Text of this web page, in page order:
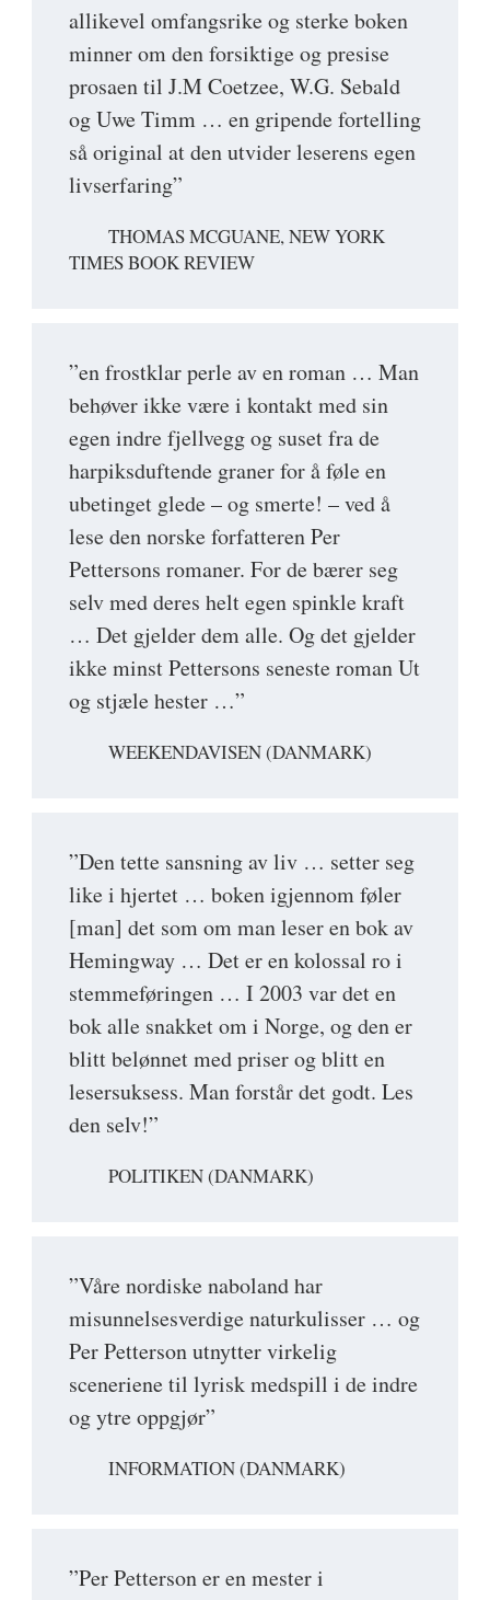
allikevel omfangsrike og sterke boken
minner om den forsiktige og presise
prosaen til J.M Coetzee, W.G. Sebald
og Uwe Timm … en gripende fortelling
så original at den utvider leserens egen
livserfaring”
THOMAS MCGUANE, NEW YORK
TIMES BOOK REVIEW
”en frostklar perle av en roman … Man
behøver ikke være i kontakt med sin
egen indre fjellvegg og suset fra de
harpiksduftende graner for å føle en
ubetinget glede – og smerte! – ved å
lese den norske forfatteren Per
Pettersons romaner. For de bærer seg
selv med deres helt egen spinkle kraft
… Det gjelder dem alle. Og det gjelder
ikke minst Pettersons seneste roman Ut
og stjæle hester …”
WEEKENDAVISEN (DANMARK)
”Den tette sansning av liv … setter seg
like i hjertet … boken igjennom føler
[man] det som om man leser en bok av
Hemingway … Det er en kolossal ro i
stemmeføringen … I 2003 var det en
bok alle snakket om i Norge, og den er
blitt belønnet med priser og blitt en
lesersuksess. Man forstår det godt. Les
den selv!”
POLITIKEN (DANMARK)
”Våre nordiske naboland har
misunnelsesverdige naturkulisser … og
Per Petterson utnytter virkelig
sceneriene til lyrisk medspill i de indre
og ytre oppgjør”
INFORMATION (DANMARK)
”Per Petterson er en mester i